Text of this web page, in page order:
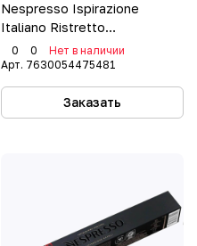
Nespresso Ispirazione
Italiano Ristretto
Decaffeinato
0 0
Нет в наличии
Арт. 7630054475481
Заказать